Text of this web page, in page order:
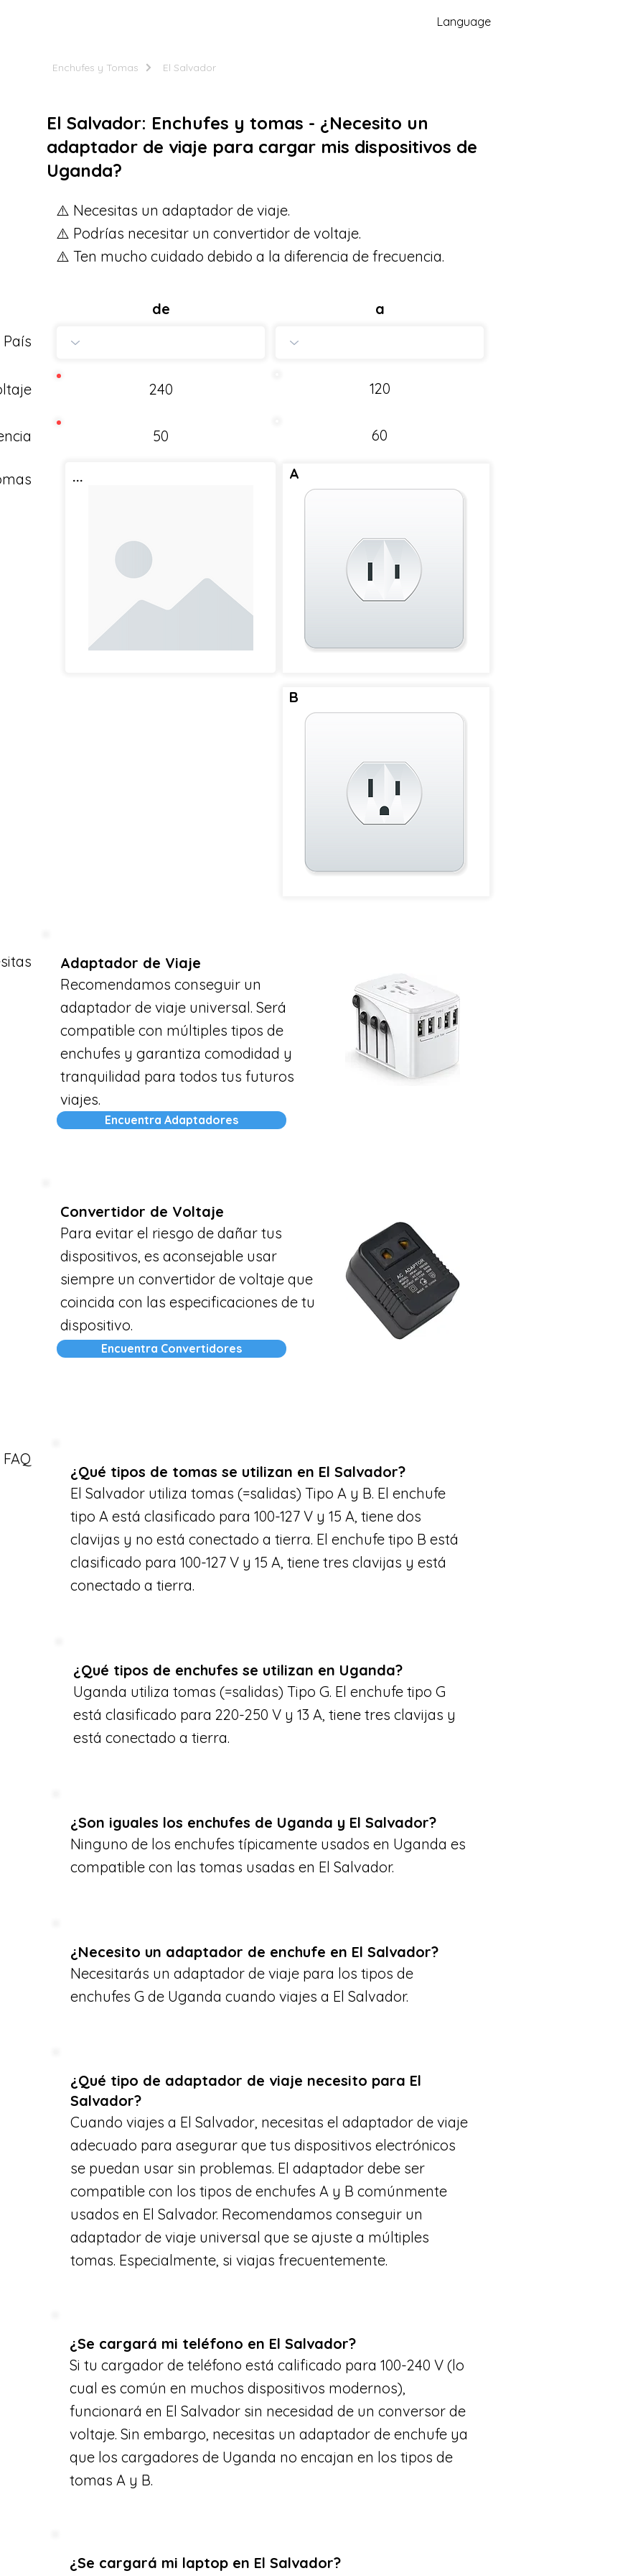
Language
Enchufes y Tomas El Salvador
El Salvador: Enchufes y tomas - ¿Necesito un
adaptador de viaje para cargar mis dispositivos de
Uganda?
⚠️ Necesitas un adaptador de viaje.
⚠️ Podrías necesitar un convertidor de voltaje.
⚠️ Ten mucho cuidado debido a la diferencia de frecuencia.
País
de a
240 120
50 60
A
B
...
Adaptador de Viaje
Recomendamos conseguir un
adaptador de viaje universal. Será
compatible con múltiples tipos de
enchufes y garantiza comodidad y
tranquilidad para todos tus futuros
viajes.
Encuentra Adaptadores
Convertidor de Voltaje
Para evitar el riesgo de dañar tus
dispositivos, es aconsejable usar
siempre un convertidor de voltaje que
coincida con las especificaciones de tu
dispositivo.
Encuentra Convertidores
FAQ
¿Qué tipos de tomas se utilizan en El Salvador?
El Salvador utiliza tomas (=salidas) Tipo A y B. El enchufe
tipo A está clasificado para 100-127 V y 15 A, tiene dos
clavijas y no está conectado a tierra. El enchufe tipo B está
clasificado para 100-127 V y 15 A, tiene tres clavijas y está
conectado a tierra.
¿Qué tipos de enchufes se utilizan en Uganda?
Uganda utiliza tomas (=salidas) Tipo G. El enchufe tipo G
está clasificado para 220-250 V y 13 A, tiene tres clavijas y
está conectado a tierra.
¿Son iguales los enchufes de Uganda y El Salvador?
Ninguno de los enchufes típicamente usados en Uganda es
compatible con las tomas usadas en El Salvador.
¿Necesito un adaptador de enchufe en El Salvador?
Necesitarás un adaptador de viaje para los tipos de
enchufes G de Uganda cuando viajes a El Salvador.
¿Qué tipo de adaptador de viaje necesito para El
Salvador?
Cuando viajes a El Salvador, necesitas el adaptador de viaje
adecuado para asegurar que tus dispositivos electrónicos
se puedan usar sin problemas. El adaptador debe ser
compatible con los tipos de enchufes A y B comúnmente
usados en El Salvador. Recomendamos conseguir un
adaptador de viaje universal que se ajuste a múltiples
tomas. Especialmente, si viajas frecuentemente.
¿Se cargará mi teléfono en El Salvador?
Si tu cargador de teléfono está calificado para 100-240 V (lo
cual es común en muchos dispositivos modernos),
funcionará en El Salvador sin necesidad de un conversor de
voltaje. Sin embargo, necesitas un adaptador de enchufe ya
que los cargadores de Uganda no encajan en los tipos de
tomas A y B.
¿Se cargará mi laptop en El Salvador?